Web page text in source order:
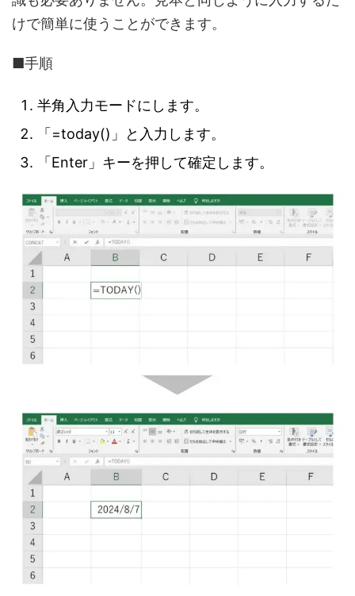
けで簡単に使うことができます。
■手順
半角入力モードにします。
「=today()」と入力します。
「Enter」キーを押して確定します。